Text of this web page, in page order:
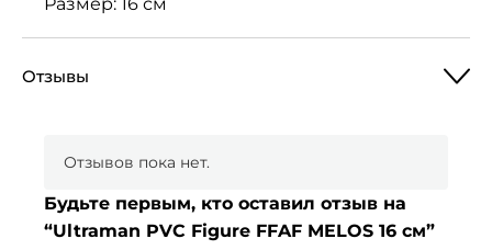
Отзывы
Отзывов пока нет.
Будьте первым, кто оставил отзыв на
“Ultraman PVC Figure FFAF MELOS 16 см”